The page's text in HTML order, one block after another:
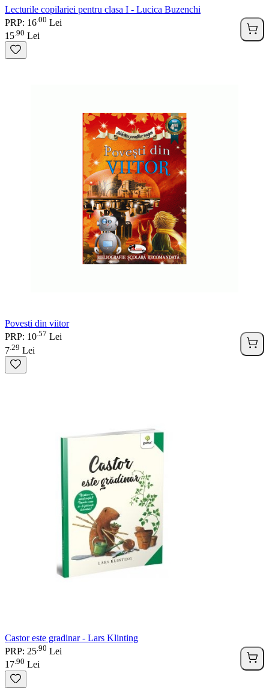
Lecturile copilariei pentru clasa I - Lucica Buzenchi
PRP: 16 00 Lei
15 90 Lei
Povesti din viitor
PRP: 10 57 Lei
7 29 Lei
Castor este gradinar - Lars Klinting
PRP: 25 90 Lei
17 90 Lei